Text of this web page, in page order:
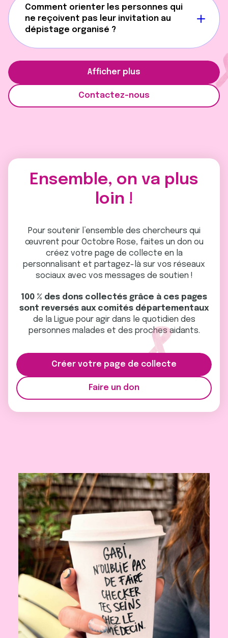
Comment orienter les personnes qui
ne reçoivent pas leur invitation au
dépistage organisé ?
Afficher plus
Contactez-nous
Ensemble, on va plus
loin !
Pour soutenir l’ensemble des chercheurs qui
œuvrent pour Octobre Rose, faites un don ou
créez votre page de collecte en la
personnalisant et partagez-là sur vos réseaux
sociaux avec vos messages de soutien !
100 % des dons collectés grâce à ces pages
sont reversés aux comités départementaux
de la Ligue pour agir dans le quotidien des
personnes malades et des proches aidants.
Créer votre page de collecte
Faire un don